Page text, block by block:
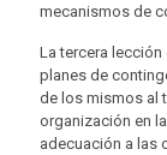
mecanismos de
La tercera
planes de
de los mismos al
organización en
adecuación a las